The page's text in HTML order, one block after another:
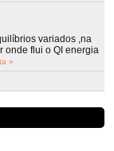
variados ,na
onde flui o QI energia
»